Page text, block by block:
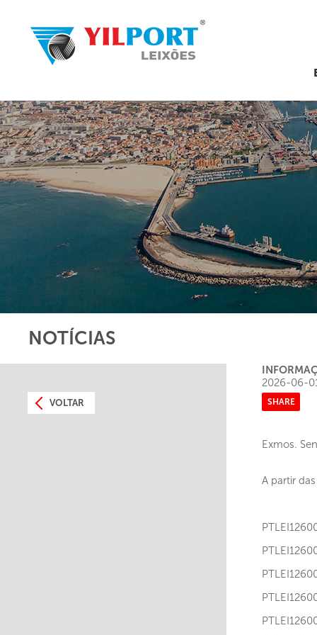
NOTÍCIAS
VOLTAR
2026-06-
SHARE
Exmos.
A partir